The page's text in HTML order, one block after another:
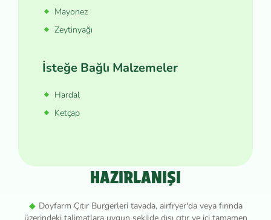
Mayonez
Zeytinyağı
İsteğe Bağlı Malzemeler
Hardal
Ketçap
HAZIRLANIŞI
Doyfarm Çıtır Burgerleri tavada, airfryer'da veya fırında